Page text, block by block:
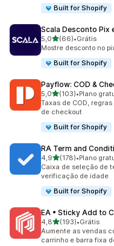
Built for Shopify
Scala Desconto Pix
5,0de 5 estrelas
(66)
66 avaliações ao todo
•Grátis
Mostre desconto no
Built for Shopify
Payflow: COD &
5,0de 5 estrelas
(103)
103 avaliações ao
•Plano
Taxas de COD,
de checkout
Built for Shopify
RA Term and
4,9de 5 estrelas
(178)
178 avaliações ao todo
•Plano
Caixa de seleção de
verificação de idade
Built for Shopify
EA • Sticky Add to
4,8de 5 estrelas
(193)
193 avaliações ao todo
•Grátis
Aumente as vendas
carrinho e barra fixa